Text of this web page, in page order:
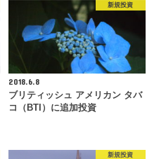
新規投資
2018.6.8
ブリティッシュ アメリカン タバ
コ（BTI）に追加投資
新規投資